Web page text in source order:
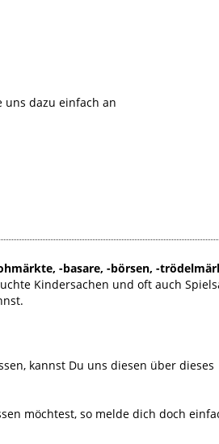
dazu einfach an
-basare, -börsen, -
Kindersachen und oft auch
kannst Du uns diesen über dieses
möchtest, so melde dich doch